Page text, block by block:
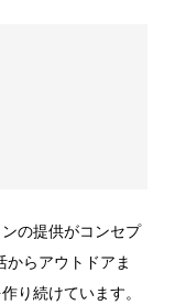
の提供がコンセプ
らアウトドアま
り続けています。